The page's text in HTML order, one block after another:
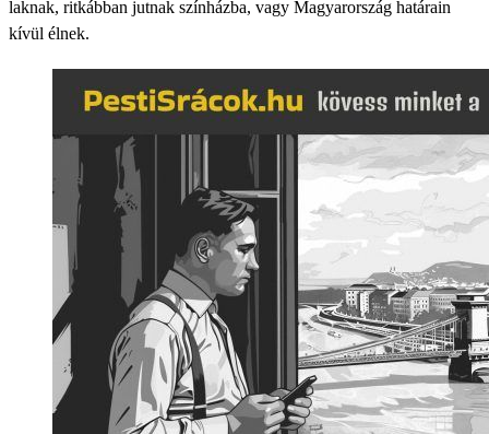
laknak, ritkábban jutnak színházba, vagy Magyarország határain
kívül élnek.